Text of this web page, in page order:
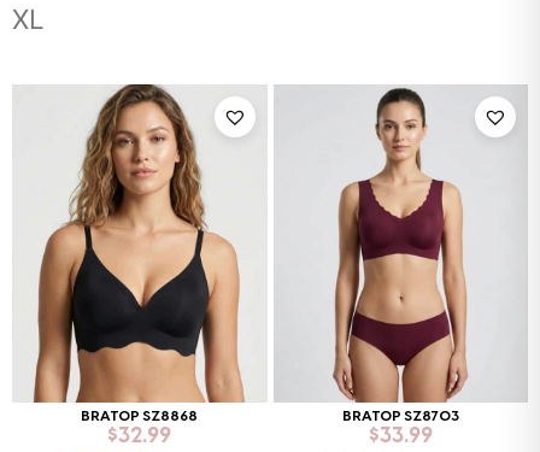
XL
BRATOP SZ8868
$32.99
BRATOP SZ8703
$33.99